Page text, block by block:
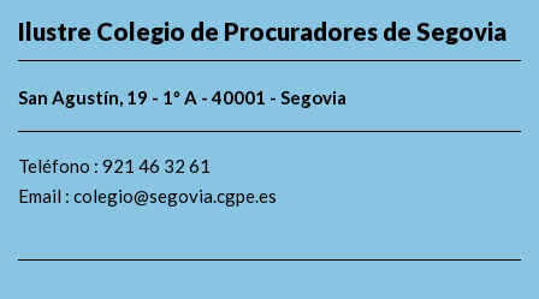
Ilustre Colegio de Procuradores de Segovia
San Agustín, 19 - 1º A - 40001 - Segovia
Teléfono : 921 46 32 61
Email : colegio@segovia.cgpe.es